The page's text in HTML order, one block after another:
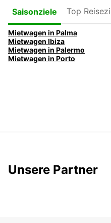
Saisonziele
Top
Mietwagen in Palma
Mietwagen Ibiza
Mietwagen in Palermo
Mietwagen in Porto
Unsere Partner